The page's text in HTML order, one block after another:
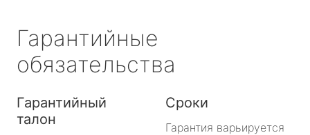
Гарантийные
обязательства
Гарантийный
талон
Сроки
Гарантия варьируется